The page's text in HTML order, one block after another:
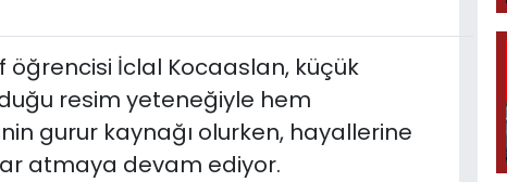
öğrencisi İclal Kocaaslan, küçük
resim yeteneğiyle hem
gurur kaynağı olurken, hayallerine
atmaya devam ediyor.